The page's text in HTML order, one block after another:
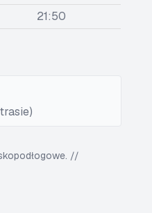
21:50
//